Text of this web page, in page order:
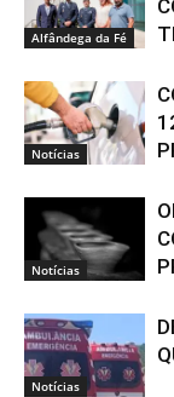
Alfândega da Fé
Notícias
Notícias
Notícias